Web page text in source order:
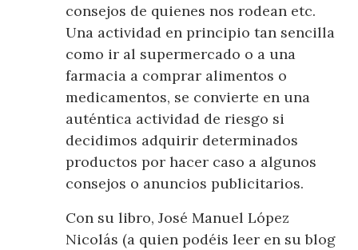
consejos de quienes nos rodean etc.
Una actividad en principio tan sencilla
como ir al supermercado o a una
farmacia a comprar alimentos o
medicamentos, se convierte en una
auténtica actividad de riesgo si
decidimos adquirir determinados
productos por hacer caso a algunos
consejos o anuncios publicitarios.
Con su libro, José Manuel López
Nicolás (a quien podéis leer en su blog